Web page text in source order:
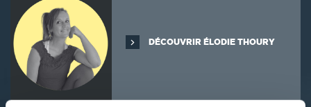
DÉCOUVRIR ÉLODIE THOURY